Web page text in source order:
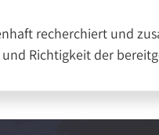
recherchiert und
Richtigkeit der